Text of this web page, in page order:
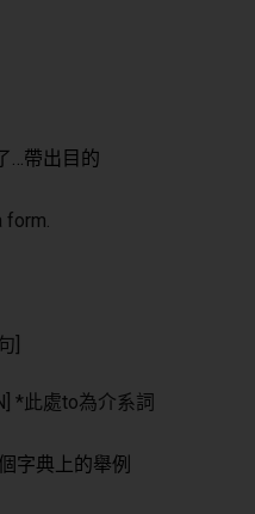
…帶出目的
form.
]
*此處to為介系詞
字典上的舉例